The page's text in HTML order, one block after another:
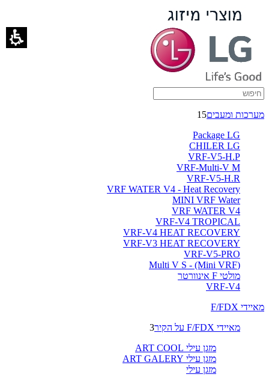
שעון
שבת
אלחוטי
-
ברימאג
מערכות
מערכות ומעבים15
Package LG
CHILER LG
VRF-V5-H.P
VRF-Multi-V M
VRF-V5-H.R
VRF WATER V4 - Heat Recovery
MINI VRF Water
VRF WATER V4
VRF-V4 TROPICAL
VRF-V4 HEAT RECOVERY
VRF-V3 HEAT RECOVERY
VRF-V5-PRO
(Multi V S - (Mini VRF
מולטי F אינוורטר
VRF-V4
מאיידי F/FDX
מאיידי F/FDX על הקיר
3
מזגן עילי ART COOL
מזגן עילי ART GALERY
מזגן עילי